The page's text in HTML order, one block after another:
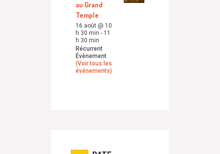
au Grand
Temple
16 août @ 10
h 30 min - 11
h 30 min
Récurrent
Évènement
(Voir tous les
événements)